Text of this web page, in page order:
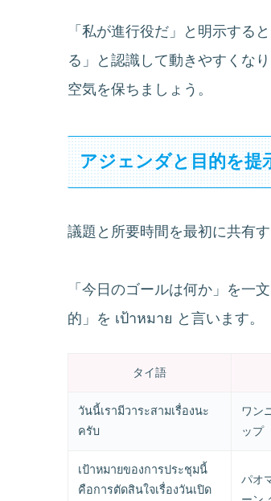
「私が進行役だ」と明示する
る」と認識して動きやすくな
空気を保ちましょう。
アジェンダと目的を提
議題と所要時間を最初に共有
「今日のゴールは何か」を一
的」を เป้าหมาย と言います。
タイ語
วันนี้เรามีวาระสามเรื่องนะ
ครับ
ワン
ップ
เป้าหมายของการประชุมนี้
คือการตัดสินใจเรื่องวันเปิด
パオ